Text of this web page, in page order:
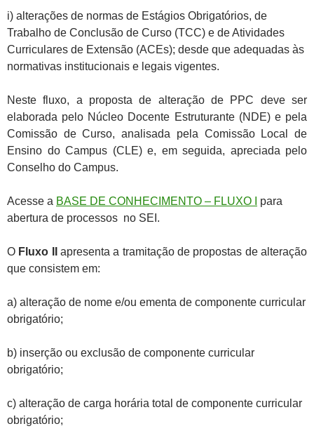
i) alterações de normas de Estágios Obrigatórios, de
Trabalho de Conclusão de Curso (TCC) e de Atividades
Curriculares de Extensão (ACEs); desde que adequadas às
normativas institucionais e legais vigentes.
Neste fluxo, a proposta de alteração de PPC deve ser
elaborada pelo Núcleo Docente Estruturante (NDE) e pela
Comissão de Curso, analisada pela Comissão Local de
Ensino do Campus (CLE) e, em seguida, apreciada pelo
Conselho do Campus.
Acesse a BASE DE CONHECIMENTO – FLUXO I
para
abertura de processos no SEI.
O Fluxo II
apresenta a tramitação de propostas de alteração
que consistem em:
a) alteração de nome e/ou ementa de componente curricular
obrigatório;
b) inserção ou exclusão de componente curricular
obrigatório;
c) alteração de carga horária total de componente curricular
obrigatório;